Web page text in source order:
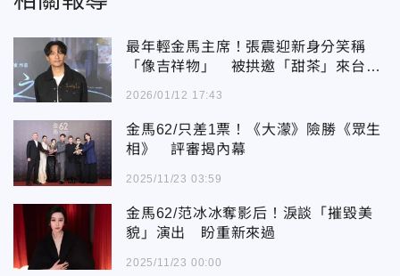
最年輕金馬主席！張震迎新身分笑稱
「像吉祥物」 被拱邀「甜茶」來台：
2026/01/12 17:43
金馬62/只差1票！《大濛》險勝《眾生
相》 評審揭內幕
2025/11/23 03:59
金馬62/范冰冰奪影后！淚談「摧毀美
貌」演出 盼重新來過
2025/11/23 00:00